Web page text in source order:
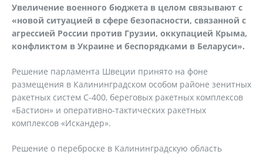
Увеличение военного бюджета в целом связывают с
«новой ситуацией в сфере безопасности, связанной с
агрессией России против Грузии, оккупацией Крыма,
конфликтом в Украине и беспорядками в Беларуси».
Решение парламента Швеции принято на фоне
размещения в Калининградском особом районе зенитных
ракетных систем С-400, береговых ракетных комплексов
«Бастион» и оперативно-тактических ракетных
комплексов «Искандер».
Решение о переброске в Калининградскую область